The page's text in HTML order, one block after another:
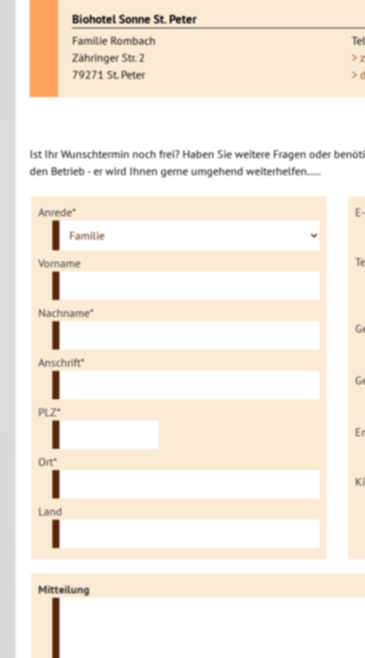
Biohotel Sonne St. Peter
Familie Rombach
Zähringer Str. 2
79271 St. Peter
>
>
Ist Ihr Wunschtermin noch frei? Haben Sie weitere Fragen oder
den Betrieb - er wird Ihnen gerne umgehend weiterhelfen.....
Anrede*
Vorname
Nachname*
Anschrift*
PLZ*
Ort*
Land
Mitteilung